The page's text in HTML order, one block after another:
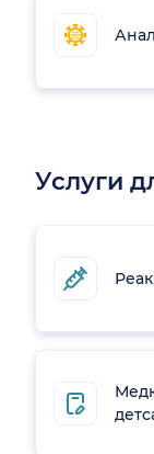
Услуги